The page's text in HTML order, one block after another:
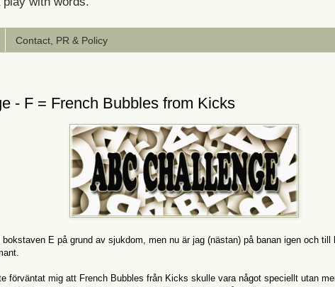
Contact, PR & Policy
- F = French Bubbles from Kicks
E på grund av sjukdom, men nu är jag (nästan) på banan igen och
förväntat mig att French Bubbles från Kicks skulle vara något speciellt utan